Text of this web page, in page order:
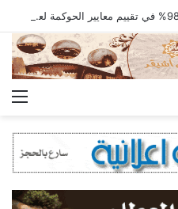
جمعية أشيقر الخيرية تحصد 98.20% في تقييم معايير الحوكمة لعام 2025م